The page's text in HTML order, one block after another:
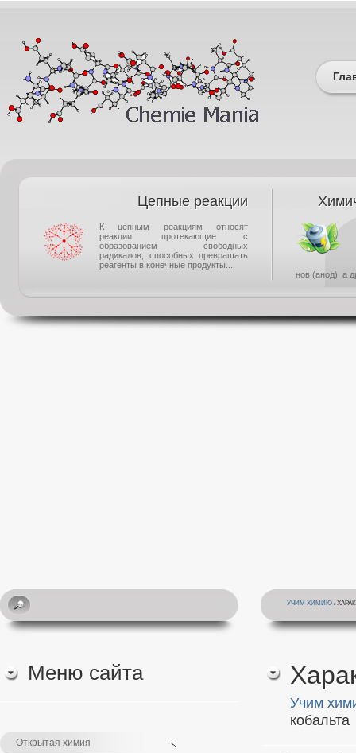
Цепные реакции
К цепным реакциям относят
реакции, протекающие с
образованием свободных
радикалов, способных превращать
реагенты в конечные продукты...
нов (анод), а
УЧИМ ХИМИЮ /
Меню сайта
Открытая химия
Учим
кобальта